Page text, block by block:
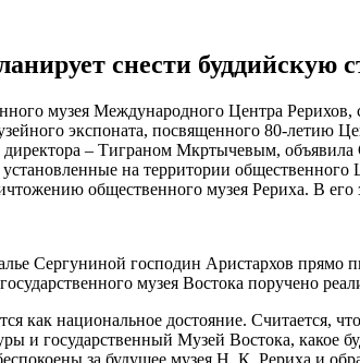
снести буддийскую
музея Международного Центра
экспоната, посвященного 80-летию
директора – Тиграном Мкртычевым,
на территории
общественного музея Рериха. В его
Сергуниной господин Аристархов
музея Востока поручено
как национальное достояние.
и государственный Музей Востока, какое
за будущее музея Н. К. Рериха и